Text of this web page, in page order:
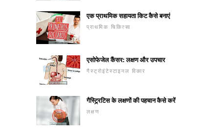
एक प्राथमिक सहायता किट कैसे बनाएं
प्राथमिक चिकित्सा
एसोफेजेल कैंसर: लक्षण और उपचार
गैस्ट्रोइंटेस्टाइनल विकार
गैस्ट्र्रिटिस के लक्षणों की पहचान कैसे करें
लक्षण